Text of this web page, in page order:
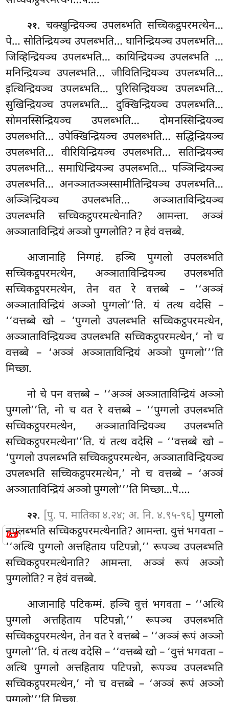
📜
२१. चक्खुन्द्रियञ्च उपलब्भति सच्चिकट्ठपरमत्थेन…
पे… सोतिन्द्रियञ्च उपलब्भति… घानिन्द्रियञ्च उपलब्भति…
जिव्हिन्द्रियञ्च उपलब्भति… कायिन्द्रियञ्च उपलब्भति …
मनिन्द्रियञ्च उपलब्भति… जीवितिन्द्रियञ्च उपलब्भति…
इत्थिन्द्रियञ्च उपलब्भति… पुरिसिन्द्रियञ्च उपलब्भति…
सुखिन्द्रियञ्च उपलब्भति… दुक्खिन्द्रियञ्च उपलब्भति…
सोमनस्सिन्द्रियञ्च उपलब्भति… दोमनस्सिन्द्रियञ्च
उपलब्भति… उपेक्खिन्द्रियञ्च उपलब्भति… सद्धिन्द्रियञ्च
उपलब्भति… वीरियिन्द्रियञ्च उपलब्भति… सतिन्द्रियञ्च
उपलब्भति… समाधिन्द्रियञ्च उपलब्भति… पञ्ञिन्द्रियञ्च
उपलब्भति… अनञ्ञातञ्ञस्सामीतिन्द्रियञ्च उपलब्भति…
अञ्ञिन्द्रियञ्च उपलब्भति… अञ्ञाताविन्द्रियञ्च
उपलब्भति सच्चिकट्ठपरमत्थेनाति? आमन्ता. अञ्ञं
अञ्ञाताविन्द्रियं अञ्ञो पुग्गलोति? न हेवं वत्तब्बे.
आजानाहि निग्गहं. हञ्चि पुग्गलो उपलब्भति
सच्चिकट्ठपरमत्थेन, अञ्ञाताविन्द्रियञ्च उपलब्भति
सच्चिकट्ठपरमत्थेन, तेन वत रे वत्तब्बे – ‘‘अञ्ञं
अञ्ञाताविन्द्रियं अञ्ञो पुग्गलो’’ति. यं तत्थ वदेसि –
‘‘वत्तब्बे खो – ‘पुग्गलो उपलब्भति सच्चिकट्ठपरमत्थेन,
अञ्ञाताविन्द्रियञ्च उपलब्भति सच्चिकट्ठपरमत्थेन,’ नो च
वत्तब्बे – ‘अञ्ञं अञ्ञाताविन्द्रियं अञ्ञो पुग्गलो’’’ति
मिच्छा.
नो चे पन वत्तब्बे – ‘‘अञ्ञं अञ्ञाताविन्द्रियं अञ्ञो
पुग्गलो’’ति, नो च वत रे वत्तब्बे – ‘‘पुग्गलो उपलब्भति
सच्चिकट्ठपरमत्थेन, अञ्ञाताविन्द्रियञ्च उपलब्भति
सच्चिकट्ठपरमत्थेना’’ति. यं तत्थ वदेसि – ‘‘वत्तब्बे खो –
‘पुग्गलो उपलब्भति सच्चिकट्ठपरमत्थेन, अञ्ञाताविन्द्रियञ्च
उपलब्भति सच्चिकट्ठपरमत्थेन,’ नो च वत्तब्बे – ‘अञ्ञं
अञ्ञाताविन्द्रियं अञ्ञो पुग्गलो’’’ति मिच्छा…पे….
२२. [पु. प. मातिका ४.२४; अ. नि. ४.९५-९६] पुग्गलो
नुपलब्भति सच्चिकट्ठपरमत्थेनाति? आमन्ता. वुत्तं भगवता –
‘‘अत्थि पुग्गलो अत्तहिताय पटिपन्नो,’’ रूपञ्च उपलब्भति
सच्चिकट्ठपरमत्थेनाति? आमन्ता. अञ्ञं रूपं अञ्ञो
पुग्गलोति? न हेवं वत्तब्बे.
आजानाहि पटिकम्मं. हञ्चि वुत्तं भगवता – ‘‘अत्थि
पुग्गलो अत्तहिताय पटिपन्नो,’’ रूपञ्च उपलब्भति
सच्चिकट्ठपरमत्थेन, तेन वत रे वत्तब्बे – ‘‘अञ्ञं रूपं अञ्ञो
पुग्गलो’’ति. यं तत्थ वदेसि – ‘‘वत्तब्बे खो – ‘वुत्तं भगवता –
अत्थि पुग्गलो अत्तहिताय पटिपन्नो, रूपञ्च उपलब्भति
सच्चिकट्ठपरमत्थेन,’ नो च वत्तब्बे – ‘अञ्ञं रूपं अञ्ञो